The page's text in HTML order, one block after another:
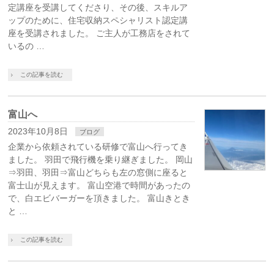
定講座を受講してくださり、その後、スキルア
ップのために、住宅収納スペシャリスト認定講
座を受講されました。 ご主人が工務店をされて
いるの …
この記事を読む
富山へ
2023年10月8日 ブログ
企業から依頼されている研修で富山へ行ってき
ました。 羽田で飛行機を乗り継ぎました。 岡山
⇒羽田、羽田⇒富山どちらも左の窓側に座ると
富士山が見えます。 富山空港で時間があったの
で、白エビバーガーを頂きました。 富山きとき
と …
この記事を読む